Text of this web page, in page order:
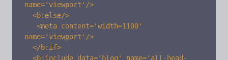
name='viewport'/>
name='viewport'/>